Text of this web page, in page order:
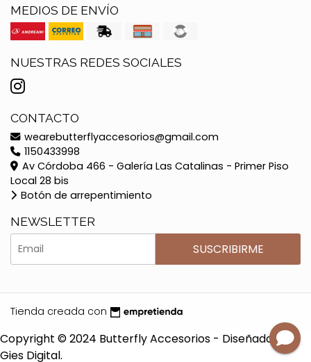
MEDIOS DE ENVÍO
NUESTRAS REDES SOCIALES
CONTACTO
wearebutterflyaccesorios@gmail.com
1150433998
Av Córdoba 466 - Galería Las Catalinas - Primer Piso
Local 28 bis
Botón de arrepentimiento
NEWSLETTER
SUSCRIBIRME
Tienda creada con
Copyright © 2024 Butterfly Accesorios - Diseñado por
Gies Digital.